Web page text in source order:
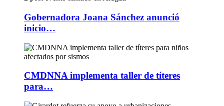
Gobernadora Joana Sánchez anunció
inicio…
CMDNNA implementa taller de títeres
para…